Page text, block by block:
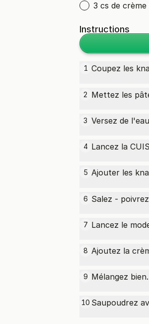
3 cs de
Instructions
1 Coupez les
2 Mettez les
3 Versez de
4 Lancez la
5 Ajouter les
6 Salez -
7 Lancez le
8 Ajoutez la
9 Mélangez bien.
10 Saupoudrez